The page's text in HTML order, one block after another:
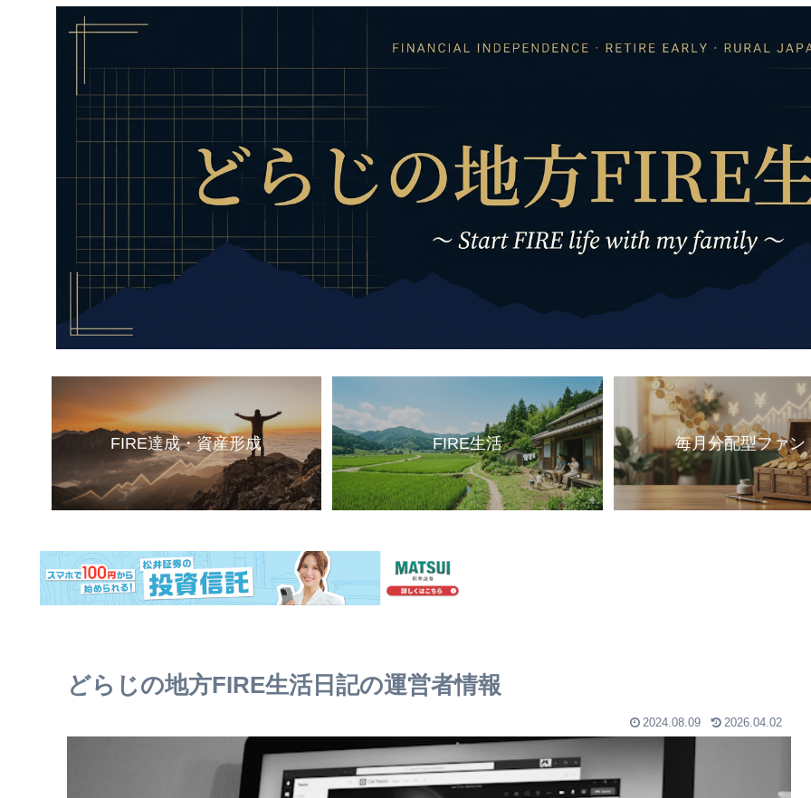
FIRE達成・資産形成 FIRE生活 毎月分配型ファン
どらじの地方FIRE生活日記の運営者情報
2024.08.09 2026.04.02